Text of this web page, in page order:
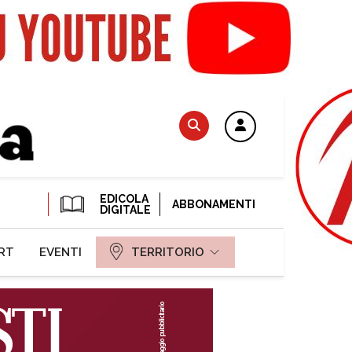
EDICOLA
DIGITALE
ABBONAMENTI
EVENTI TERRITORIO